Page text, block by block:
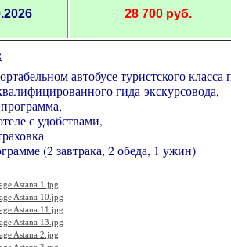
28 700 руб.
автобусе туристского
гида-экскурсовода,
с удобствами,
(2 завтрака, 2 обеда, 1 ужин)